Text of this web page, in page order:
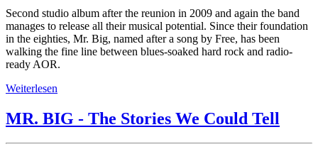
Second studio album after the reunion in 2009 and again the band
manages to release all their musical potential. Since their foundation
in the eighties, Mr. Big, named after a song by Free, has been
walking the fine line between blues-soaked hard rock and radio-
ready AOR.
Weiterlesen
MR. BIG - The Stories We Could Tell